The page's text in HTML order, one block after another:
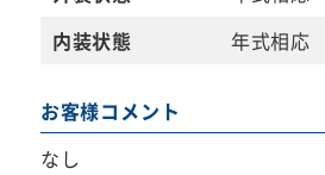
内装状態
年式相応
お客様コメント
なし